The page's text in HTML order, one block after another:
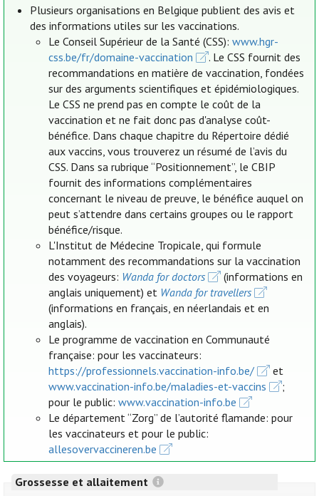
Plusieurs organisations en Belgique publient des avis et
des informations utiles sur les vaccinations.
Le Conseil Supérieur de la Santé (CSS):www.hgr-
css.be/fr/domaine-vaccination
. Le CSS fournit des
recommandations en matière de vaccination, fondées
sur des arguments scientifiques et épidémiologiques.
Le CSS ne prend pas en compte le coût de la
vaccination et ne fait donc pas d'analyse coût-
bénéfice. Dans chaque chapitre du Répertoire dédié
aux vaccins, vous trouverez un résumé de l’avis du
CSS. Dans sa rubrique “Positionnement”, le CBIP
fournit des informations complémentaires
concernant le niveau de preuve, le bénéfice auquel on
peut s’attendre dans certains groupes ou le rapport
bénéfice/risque.
L'Institut de Médecine Tropicale, qui formule
notamment des recommandations sur la vaccination
des voyageurs: Wanda for doctors
(informations en
anglais uniquement) et Wanda for travellers
(informations en français, en néerlandais et en
anglais).
Le programme de vaccination en Communauté
française: pour les vaccinateurs:
https://professionnels.vaccination-info.be/
et
www.vaccination-info.be/maladies-et-vaccins
;
pour le public:www.vaccination-info.be
Le département “Zorg” de l’autorité flamande: pour
les vaccinateurs et pour le public:
allesovervaccineren.be
Grossesse et allaitement